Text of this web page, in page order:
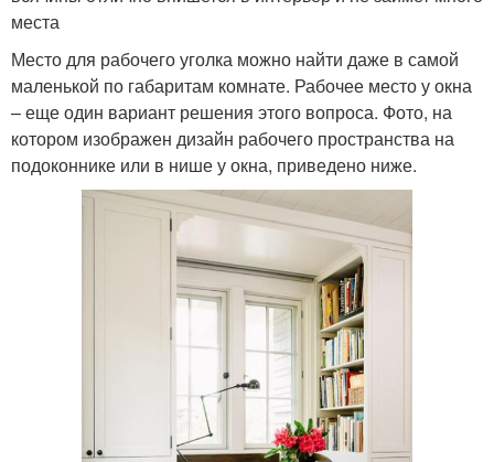
места
Место для рабочего уголка можно найти даже в самой
маленькой по габаритам комнате. Рабочее место у окна
– еще один вариант решения этого вопроса. Фото, на
котором изображен дизайн рабочего пространства на
подоконнике или в нише у окна, приведено ниже.